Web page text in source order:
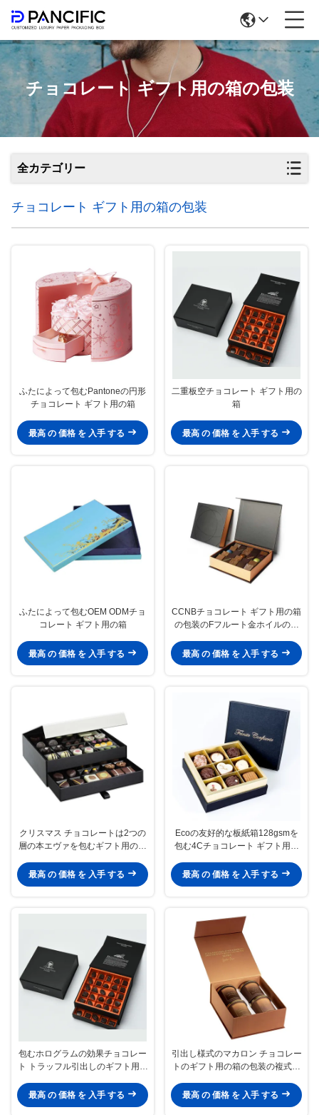
チョコレート ギフト用の箱の包装
全カテゴリー
チョコレート ギフト用の箱の包装
ふたによって包むPantoneの円形
チョコレート ギフト用の箱
最高 の 価格 を 入手 する
二重板空チョコレート ギフト用の
箱
最高 の 価格 を 入手 する
ふたによって包むOEM ODMチョ
コレート ギフト用の箱
最高 の 価格 を 入手 する
CCNBチョコレート ギフト用の箱
の包装のFフルート金ホイルのギ
最高 の 価格 を 入手 する
クリスマス チョコレートは2つの
層の本エヴァを包むギフト用の箱
最高 の 価格 を 入手 する
Ecoの友好的な板紙箱128gsmを
包む4Cチョコレート ギフト用の
最高 の 価格 を 入手 する
包むホログラムの効果チョコレー
ト トラッフル引出しのギフト用の
最高 の 価格 を 入手 する
引出し様式のマカロン チョコレー
トのギフト用の箱の包装の複式ア
最高 の 価格 を 入手 する